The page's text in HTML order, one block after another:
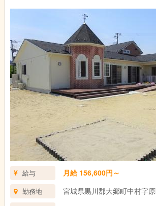
給与 月給 156,600円～
勤務地 宮城県黒川郡大郷町中村字